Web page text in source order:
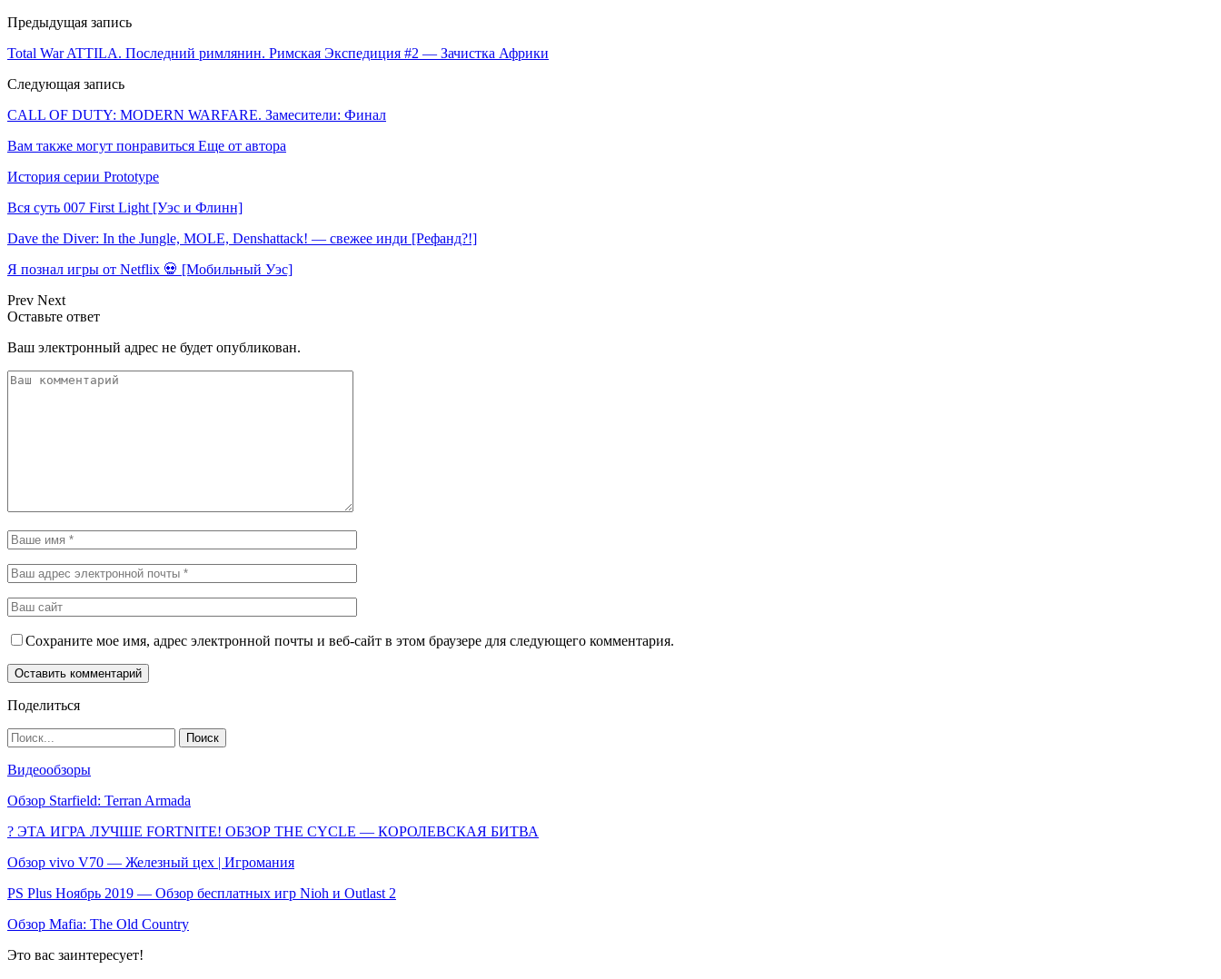
Предыдущая запись
Total War ATTILA. Последний римлянин. Римская Экспедиция #2 — Зачистка Африки
Следующая запись
CALL OF DUTY: MODERN WARFARE. Замесители: Финал
Вам также могут понравиться Еще от автора
История серии Prototype
Вся суть 007 First Light [Уэс и Флинн]
Dave the Diver: In the Jungle, MOLE, Denshattack! — свежее инди [Рефанд?!]
Я познал игры от Netflix 💀 [Мобильный Уэс]
Prev Next
Оставьте ответ
Ваш электронный адрес не будет опубликован.
Сохраните мое имя, адрес электронной почты и веб-сайт в этом браузере для следующего комментария.
Поделиться
Видеообзоры
Обзор Starfield: Terran Armada
? ЭТА ИГРА ЛУЧШЕ FORTNITE! ОБЗОР THE CYCLE — КОРОЛЕВСКАЯ БИТВА
Обзор vivo V70 — Железный цех | Игромания
PS Plus Ноябрь 2019 — Обзор бесплатных игр Nioh и Outlast 2
Обзор Mafia: The Old Country
Это вас заинтересует!